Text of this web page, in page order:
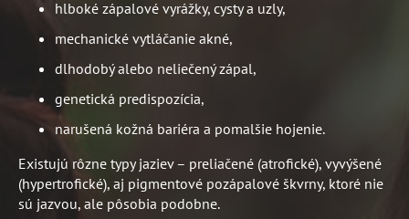
hlboké zápalové vyrážky, cysty a uzly,
mechanické vytláčanie akné,
dlhodobý alebo neliečený zápal,
genetická predispozícia,
narušená kožná bariéra a pomalšie hojenie.
Existujú rôzne typy jaziev – preliačené (atrofické), vyvýšené
(hypertrofické), aj pigmentové pozápalové škvrny, ktoré nie
sú jazvou, ale pôsobia podobne.